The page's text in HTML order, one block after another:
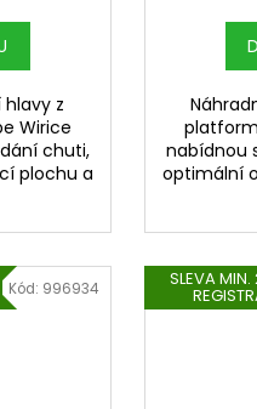
z
Wirice
chuti,
plochu a
nabídnou
optimální
Kód: 996934 SLEVA